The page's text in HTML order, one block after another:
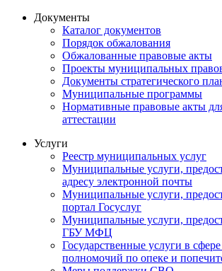
Документы
Каталог документов
Порядок обжалования
Обжалованные правовые акты
Проекты муниципальных
Документы стратегического
Муниципальные программы
Нормативные правовые акты
аттестации
Услуги
Реестр муниципальных услуг
Муниципальные услуги,
адресу электронной почты
Муниципальные услуги,
портал Госуслуг
Муниципальные услуги,
ГБУ МФЦ
Государственные услуги в
полномочий по опеке и